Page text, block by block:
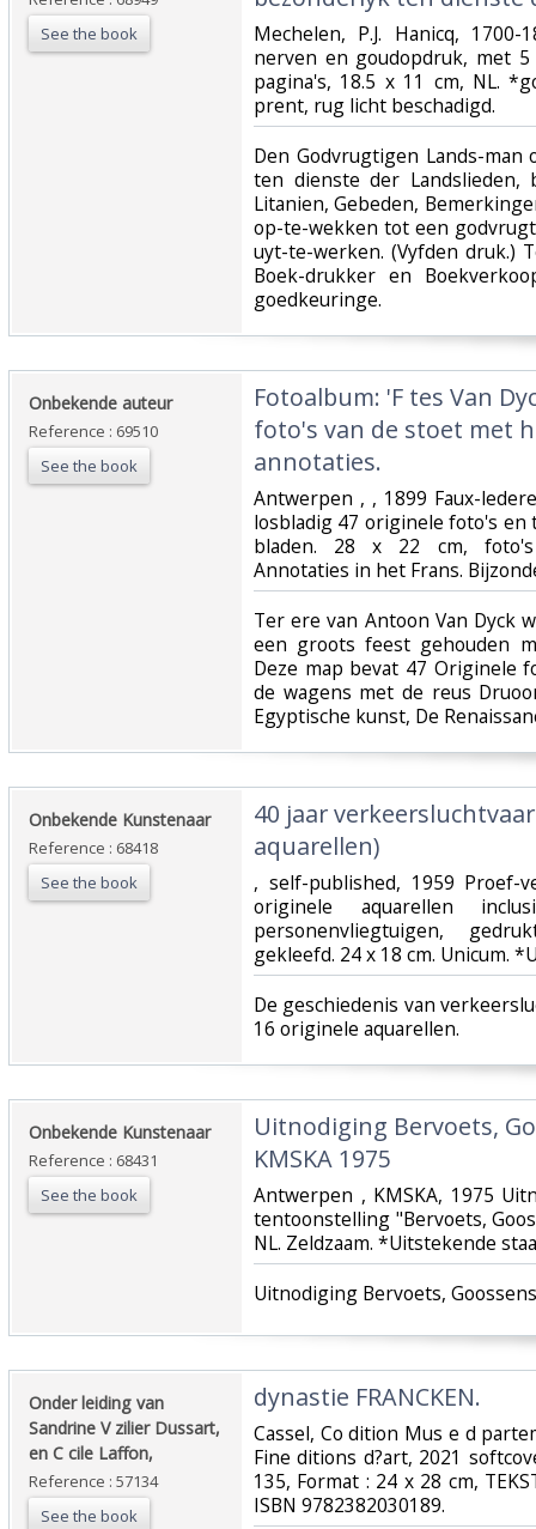
See the book
‎Mechelen, P.J. Hanicq,
nerven en goudopdruk, met
pagina's, 18.5 x 11 cm, NL.
prent, rug licht beschadigd.‎
‎Den Godvrugtigen Lands-
ten dienste der Landslieden,
Litanien, Gebeden,
op-te-wekken tot een
uyt-te-werken. (Vyfden druk.)
Boek-drukker en
goedkeuringe.‎
‎Onbekende auteur‎
Reference : 69510
See the book
‎Fotoalbum: 'F tes Van
foto's van de stoet met
annotaties. ‎
‎Antwerpen , , 1899 Faux-
losbladig 47 originele foto's
bladen. 28 x 22 cm, foto's
Annotaties in het Frans.
‎Ter ere van Antoon Van Dyck
een groots feest gehouden
Deze map bevat 47 Originele
de wagens met de reus
Egyptische kunst, De
‎Onbekende Kunstenaar‎
Reference : 68418
See the book
‎40 jaar
aquarellen)‎
‎, self-published, 1959
originele aquarellen
personenvliegtuigen,
gekleefd. 24 x 18 cm. Unicum.
‎De geschiedenis van
16 originele aquarellen.‎
‎Onbekende Kunstenaar‎
Reference : 68431
See the book
‎Uitnodiging Bervoets,
KMSKA 1975‎
‎Antwerpen , KMSKA, 1975
tentoonstelling "Bervoets,
NL. Zeldzaam. *Uitstekende
‎Uitnodiging Bervoets,
‎Onder leiding van
Sandrine V zilier Dussart,
en C cile Laffon, ‎
Reference : 57134
See the book
‎dynastie FRANCKEN.‎
‎Cassel, Co dition Mus e d
Fine ditions d?art, 2021
135, Format : 24 x 28 cm,
ISBN 9782382030189.‎